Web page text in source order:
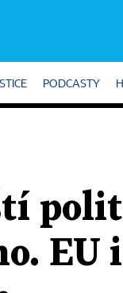
PODCASTY
EU